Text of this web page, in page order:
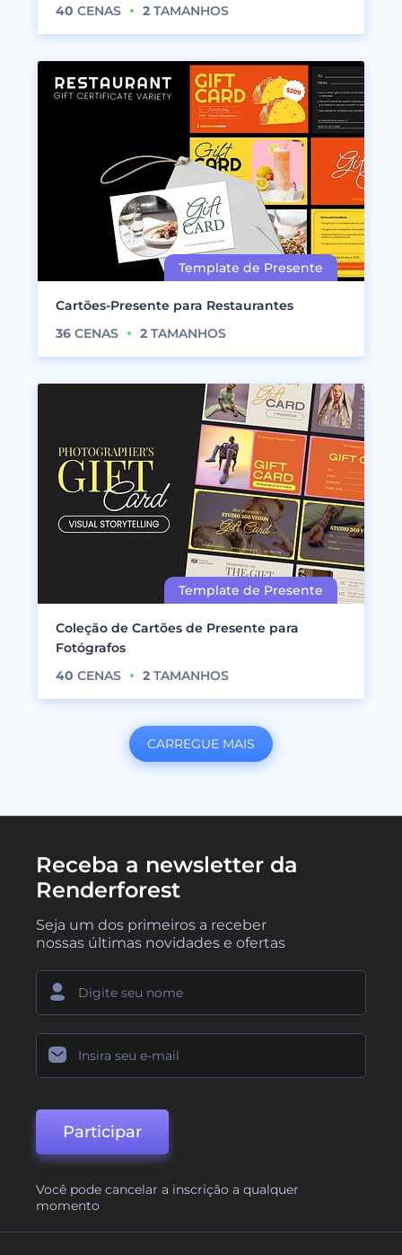
40 CENAS 2 TAMANHOS
Cartões-Presente para Restaurantes
36 CENAS 2 TAMANHOS
Coleção de Cartões de Presente para
Fotógrafos
40 CENAS 2 TAMANHOS
CARREGUE MAIS
Receba a newsletter da
Renderforest
Seja um dos primeiros a receber
nossas últimas novidades e ofertas
Participar
Você pode cancelar a inscrição a qualquer
momento